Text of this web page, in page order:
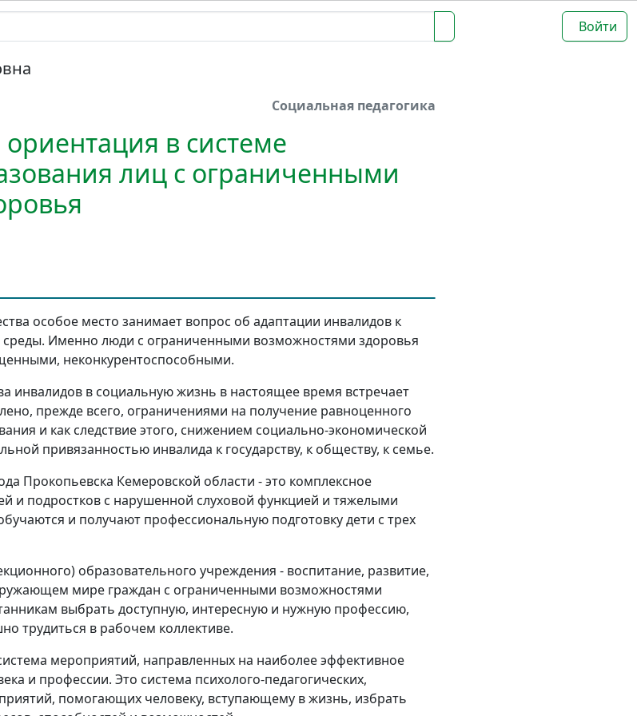
Войти
Социальная педагогика
в системе
лиц с ограниченными
особое место занимает вопрос об адаптации инвалидов к
Именно люди с ограниченными возможностями здоровья
неконкурентоспособными.
инвалидов в социальную жизнь в настоящее время встречает
прежде всего, ограничениями на получение равноценного
и как следствие этого, снижением социально-экономической
привязанностью инвалида к государству, к обществу, к семье.
Прокопьевска Кемеровской области - это комплексное
и подростков с нарушенной слуховой функцией и тяжелыми
и получают профессиональную подготовку дети с трех
образовательного учреждения - воспитание, развитие,
мире граждан с ограниченными возможностями
выбрать доступную, интересную и нужную профессию,
трудиться в рабочем коллективе.
мероприятий, направленных на наиболее эффективное
и профессии. Это система психолого-педагогических,
помогающих человеку, вступающему в жизнь, избрать